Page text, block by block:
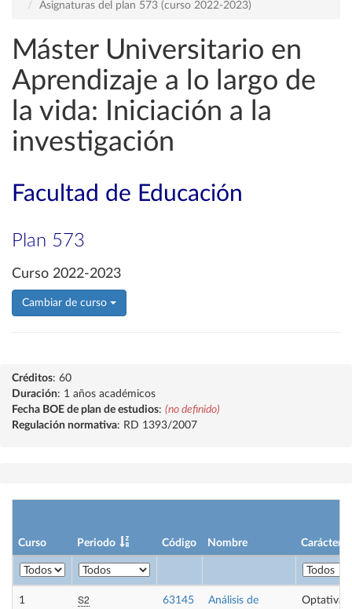
Asignaturas del plan 573 (curso 2022-2023)
Máster Universitario en
Aprendizaje a lo largo de
la vida: Iniciación a la
investigación
Facultad de Educación
Plan 573
Curso 2022-2023
Cambiar de curso
Créditos: 60
Duración: 1 años académicos
Fecha BOE de plan de estudios: (no definido)
Regulación normativa: RD 1393/2007
Curso Periodo Código Nombre Carácter
1 S2 63145
Análisis de
Optativa